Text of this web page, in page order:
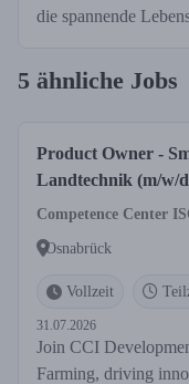
die spannende
5 ähnliche Jobs
Product Owner -
Landtechnik (m/w/
Competence Center
Osnabrück
Vollzeit
31.07.2026
Join CCI
Farming, driving